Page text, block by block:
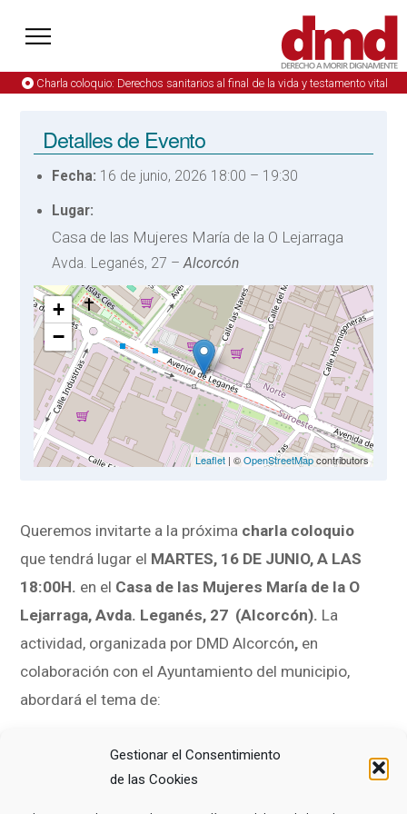
Gestionar el Consentimiento
de las Cookies
Charla coloquio: Derechos sanitarios al final de la vida y testamento vital
Detalles de Evento
Fecha: 16 de junio, 2026 18:00 – 19:30
Lugar:
Casa de las Mujeres María de la O Lejarraga
Avda. Leganés, 27 –Alcorcón
+
−
Leaflet| ©OpenStreetMapcontributors
Queremos invitarte a la próxima charla coloquio
que tendrá lugar el MARTES, 16 DE JUNIO, A LAS
18:00H. en el Casa de las Mujeres María de la O
Lejarraga, Avda. Leganés, 27 (Alcorcón). La
actividad, organizada por DMD Alcorcón, en
colaboración con el Ayuntamiento del municipio,
abordará el tema de:
«Derechos sanitarios al final de la vida y
testamento vital»